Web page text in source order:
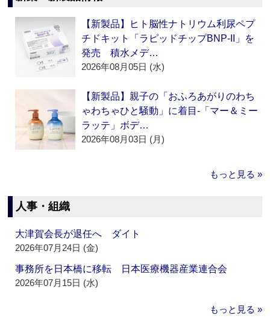
【新製品】ヒト脳性ナトリウム利尿ペプ
チドキット「ラピッドチップBNP-II」を
発売 積水メデ…
2026年08月05日 (水)
【新製品】親子の「おふろあがりのわち
ゃわちゃひと騒動」に着目‐「マー＆ミー
ラッテ」ボデ…
2026年08月03日 (月)
もっと見る »
人事・組織
大津賀会長が退任へ ダイト
2026年07月24日 (金)
事務所を日本橋に移転 日本医療機器産業連合会
2026年07月15日 (水)
もっと見る »